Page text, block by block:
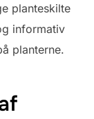
planteskilte
informativ
planterne.